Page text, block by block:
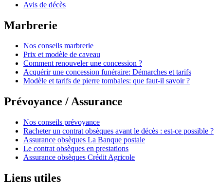
Avis de décès
Marbrerie
Nos conseils marbrerie
Prix et modèle de caveau
Comment renouveler une concession ?
Acquérir une concession funéraire: Démarches et tarifs
Modèle et tarifs de pierre tombales: que faut-il savoir ?
Prévoyance / Assurance
Nos conseils prévoyance
Racheter un contrat obsèques avant le décès : est-ce possible ?
Assurance obsèques La Banque postale
Le contrat obsèques en prestations
Assurance obsèques Crédit Agricole
Liens utiles